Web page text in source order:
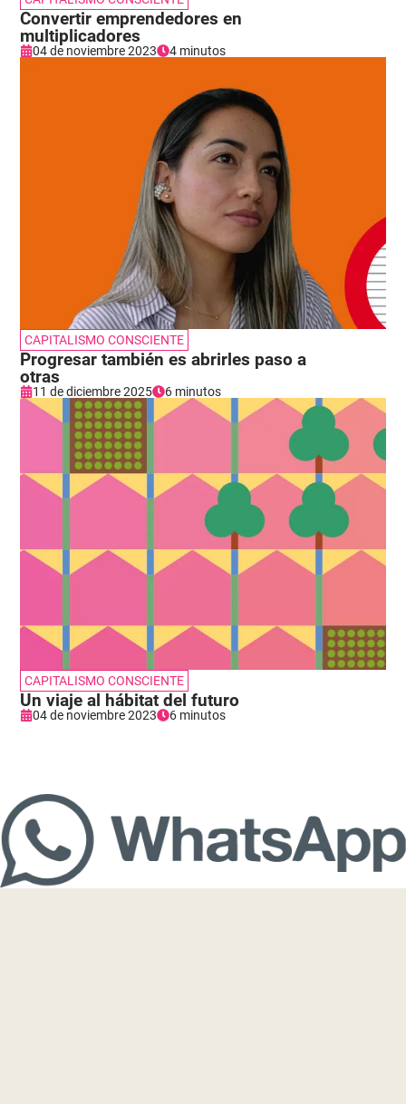
Convertir emprendedores en
multiplicadores
04 de noviembre 2023 4 minutos
CAPITALISMO CONSCIENTE
Progresar también es abrirles paso a
otras
11 de diciembre 2025 6 minutos
CAPITALISMO CONSCIENTE
Un viaje al hábitat del futuro
04 de noviembre 2023 6 minutos